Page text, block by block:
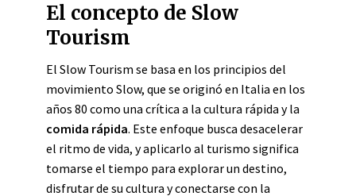
El concepto de Slow
Tourism
El Slow Tourism se basa en los principios del
movimiento Slow, que se originó en Italia en los
años 80 como una crítica a la cultura rápida y la
comida rápida. Este enfoque busca desacelerar
el ritmo de vida, y aplicarlo al turismo significa
tomarse el tiempo para explorar un destino,
disfrutar de su cultura y conectarse con la